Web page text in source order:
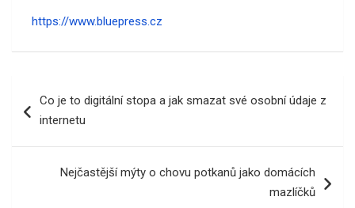
https://www.bluepress.cz
proCo je to digitální stopa a jak smazat své osobní údaje z
internetu
Nejčastější mýty o chovu potkanů jako domácích
mazlíčků